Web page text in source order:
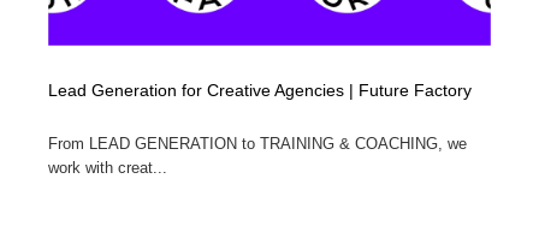
Lead Generation for Creative Agencies | Future Factory
From LEAD GENERATION to TRAINING & COACHING, we
work with creat...